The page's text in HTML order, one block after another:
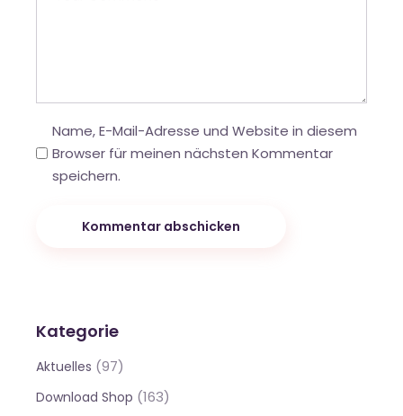
Name, E-Mail-Adresse und Website in diesem
Browser für meinen nächsten Kommentar
speichern.
Kommentar abschicken
Kategorie
Aktuelles (97)
Download Shop (163)